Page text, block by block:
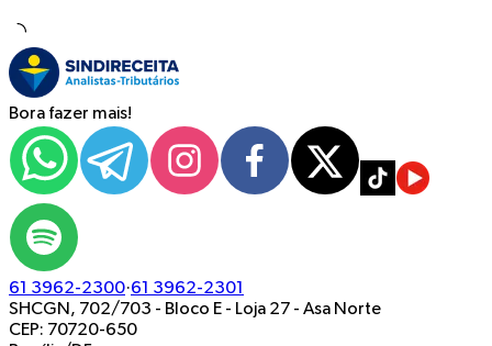
Bora fazer mais!
61 3962-2300·61 3962-2301
SHCGN, 702/703 - Bloco E - Loja 27 - Asa Norte
CEP: 70720-650